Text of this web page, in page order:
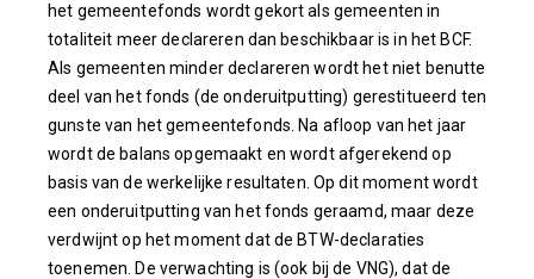
het gemeentefonds wordt gekort als gemeenten in
totaliteit meer declareren dan beschikbaar is in het BCF.
Als gemeenten minder declareren wordt het niet benutte
deel van het fonds (de onderuitputting) gerestitueerd ten
gunste van het gemeentefonds. Na afloop van het jaar
wordt de balans opgemaakt en wordt afgerekend op
basis van de werkelijke resultaten. Op dit moment wordt
een onderuitputting van het fonds geraamd, maar deze
verdwijnt op het moment dat de BTW-declaraties
toenemen. De verwachting is (ook bij de VNG), dat de